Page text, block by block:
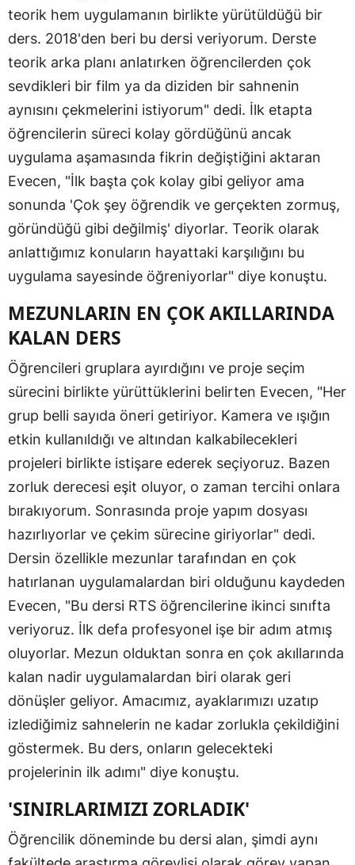
teorik hem uygulamanın birlikte yürütüldüğü bir
ders. 2018'den beri bu dersi veriyorum. Derste
teorik arka planı anlatırken öğrencilerden çok
sevdikleri bir film ya da diziden bir sahnenin
aynısını çekmelerini istiyorum" dedi. İlk etapta
öğrencilerin süreci kolay gördüğünü ancak
uygulama aşamasında fikrin değiştiğini aktaran
Evecen, "İlk başta çok kolay gibi geliyor ama
sonunda 'Çok şey öğrendik ve gerçekten zormuş,
göründüğü gibi değilmiş' diyorlar. Teorik olarak
anlattığımız konuların hayattaki karşılığını bu
uygulama sayesinde öğreniyorlar" diye konuştu.
MEZUNLARIN EN ÇOK AKILLARINDA
KALAN DERS
Öğrencileri gruplara ayırdığını ve proje seçim
sürecini birlikte yürüttüklerini belirten Evecen, "Her
grup belli sayıda öneri getiriyor. Kamera ve ışığın
etkin kullanıldığı ve altından kalkabilecekleri
projeleri birlikte istişare ederek seçiyoruz. Bazen
zorluk derecesi eşit oluyor, o zaman tercihi onlara
bırakıyorum. Sonrasında proje yapım dosyası
hazırlıyorlar ve çekim sürecine giriyorlar" dedi.
Dersin özellikle mezunlar tarafından en çok
hatırlanan uygulamalardan biri olduğunu kaydeden
Evecen, "Bu dersi RTS öğrencilerine ikinci sınıfta
veriyoruz. İlk defa profesyonel işe bir adım atmış
oluyorlar. Mezun olduktan sonra en çok akıllarında
kalan nadir uygulamalardan biri olarak geri
dönüşler geliyor. Amacımız, ayaklarımızı uzatıp
izlediğimiz sahnelerin ne kadar zorlukla çekildiğini
göstermek. Bu ders, onların gelecekteki
projelerinin ilk adımı" diye konuştu.
'SINIRLARIMIZI ZORLADIK'
Öğrencilik döneminde bu dersi alan, şimdi aynı